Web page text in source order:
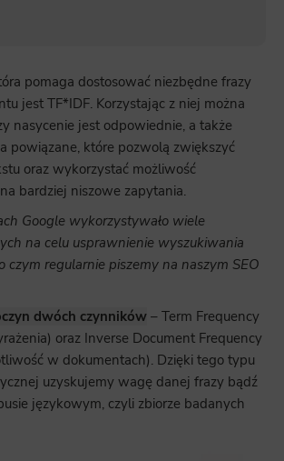
pomaga dostosować niezbędne frazy
jest TF*IDF. Korzystając z niej można
nasycenie jest odpowiednie, a także
powiązane, które pozwolą zwiększyć
oraz wykorzystać możliwość
bardziej niszowe zapytania.
Google wykorzystywało wiele
na celu usprawnienie wyszukiwania
czym regularnie piszemy na naszym SEO
dwóch czynników – Term Frequency
oraz Inverse Document Frequency
w dokumentach). Dzięki tego typu
uzyskujemy wagę danej frazy bądź
językowym, czyli zbiorze badanych